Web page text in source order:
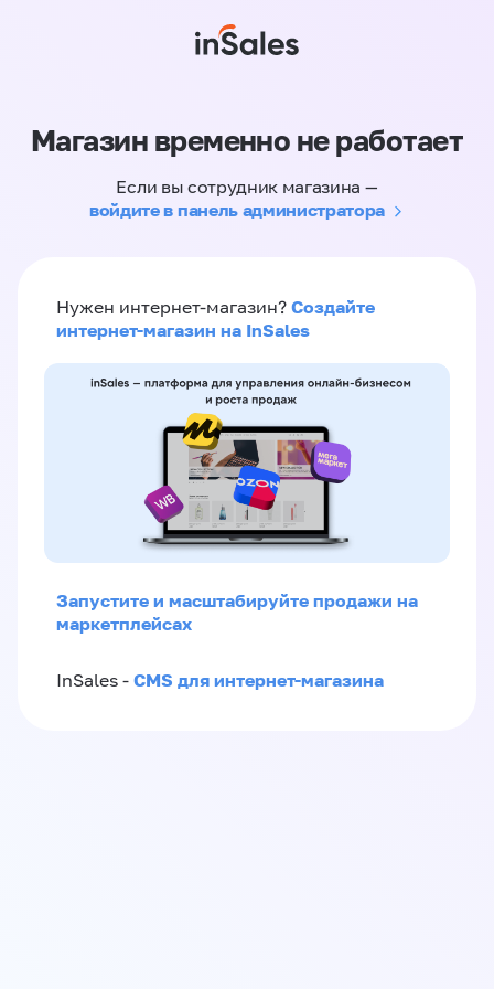
Магазин временно не работает
Если вы сотрудник магазина —
войдите в панель администратора
Нужен интернет-магазин? Создайте
интернет-магазин на InSales
Запустите и масштабируйте продажи на
маркетплейсах
InSales - CMS для интернет-магазина